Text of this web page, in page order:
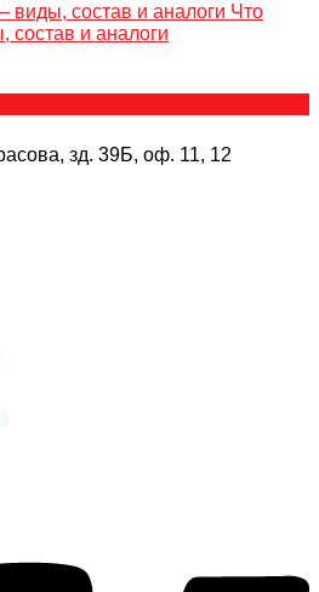
Что
состав и аналоги
зд. 39Б, оф. 11, 12